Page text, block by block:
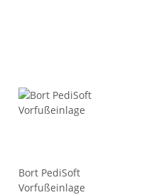
Bort PediSoft
Vorfußeinlage